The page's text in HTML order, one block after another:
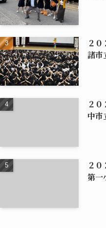
２
諸市
２
中市
２
第一